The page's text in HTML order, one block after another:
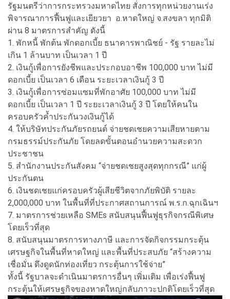
รัฐมนตรีว่าการกระทรวงมหาดไทย สั่งการทุกหน่วยงานเร่ง
พิจารณาการฟื้นฟูและเยียวยา อ.หาดใหญ่ จ.สงขลา ทุกมิติ
ผ่าน 8 มาตรการสำคัญ ดังนี้
1. พักหนี้ พักต้น พักดอกเบี้ย ธนาคารพาณิชย์ - รัฐ รายละไม่
เกิน 1 ล้านบาท เป็นเวลา 1 ปี
2. เงินกู้เพื่อการยังชีพและประกอบอาชีพ 100,000 บาท ไม่มี
ดอกเบี้ย เป็นเวลา 6 เดือน ระยะเวลาเงินกู้ 3 ปี
3. เงินกู้เพื่อการซ่อมแซมที่พักอาศัย 100,000 บาท ไม่มี
ดอกเบี้ย เป็นเวลา 1 ปี ระยะเวลาเงินกู้ 3 ปี โดยให้คนใน
ครอบครัวค้ำประกันวงเงินกู้ได้
4. ให้บริษัทประกันภัยรถยนต์ จ่ายชดเชยความเสียหายตาม
กรมธรรม์ประกันภัย โดยลดขั้นตอนอำนวยความสะดวก
ประชาชน
5. สำนักงานประกันสังคม “จ่ายชดเชยสูงสุดทุกกรณี” แก่ผู้
ประกันตน
6. เงินชดเชยแก่ครอบครัวผู้เสียชีวิตจากภัยพิบัติ รายละ
2,000,000 บาท ในพื้นที่ที่ประกาศสถานการณ์ พ.ร.ก.ฉุกเฉินฯ
7. มาตรการช่วยเหลือ SMEs สนับสนุนฟื้นฟูธุรกิจกรณีพิเศษ
โดยเร็วที่สุด
8. สนับสนุนมาตรการทางภาษี และการจัดกิจกรรมกระตุ้น
เศรษฐกิจในพื้นที่หาดใหญ่ และพื้นที่ประสบภัย “สร้างความ
เชื่อมั่น ดึงดูดนักท่องเที่ยว กระตุ้นการใช้จ่าย”
ทั้งนี้ รัฐบาลจะดำเนินมาตรการอื่นๆ เพิ่มเติม เพื่อเร่งฟื้นฟู
กระตุ้นให้เศรษฐกิจของหาดใหญ่กลับภาวะปกติโดยเร็วที่สุด